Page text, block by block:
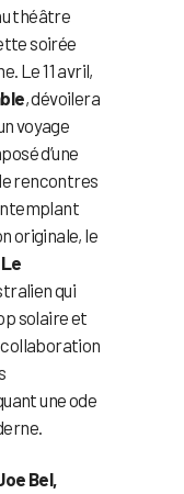
théâtre
soirée
Le 11 avril,
, dévoilera
voyage
d’une
rencontres
originale, le
qui
solaire et
collaboration
une ode
Bel,